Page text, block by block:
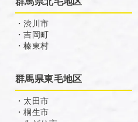
・渋川市
・吉岡町
・榛東村
群馬県東毛地区
・太田市
・桐生市